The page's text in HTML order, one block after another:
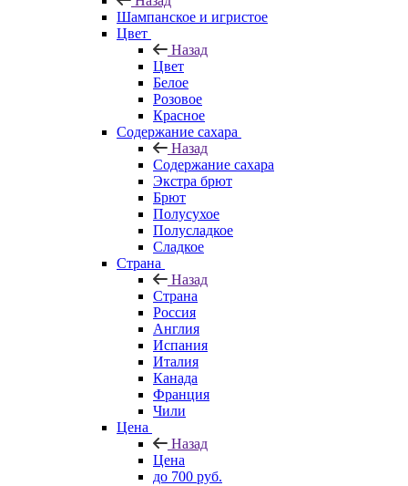
Шампанское и игристое
Цвет
Назад
Цвет
Белое
Розовое
Красное
Содержание сахара
Назад
Содержание сахара
Экстра брют
Брют
Полусухое
Полусладкое
Сладкое
Страна
Назад
Страна
Россия
Англия
Испания
Италия
Канада
Франция
Чили
Цена
Назад
Цена
до 700 руб.